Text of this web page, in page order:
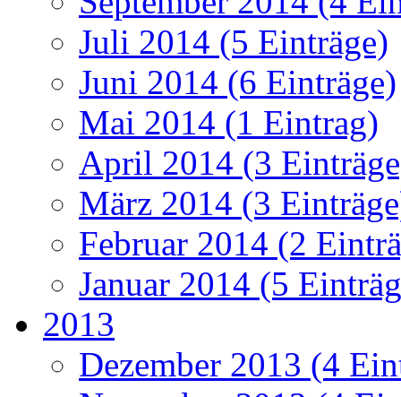
Juli 2014 (5 Einträge)
Juni 2014 (6 Einträge)
Mai 2014 (1 Eintrag)
April 2014 (3
März 2014 (3
Februar 2014 (2
Januar 2014 (5
2013
Dezember 2013 (4